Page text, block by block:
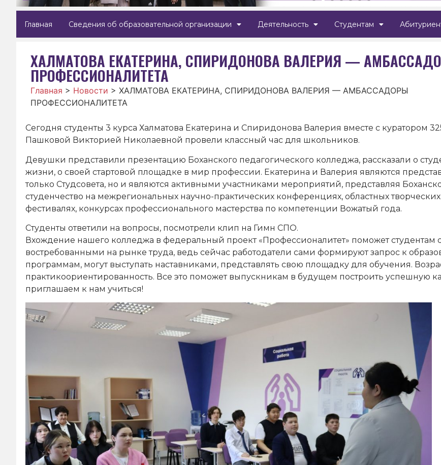
Главная Сведения об образовательной организации Деятельность Студентам
ХАЛМАТОВА ЕКАТЕРИНА, СПИРИДОНОВА ВАЛЕРИЯ —
ПРОФЕССИОНАЛИТЕТА
Главная > Новости > ХАЛМАТОВА ЕКАТЕРИНА, СПИРИДОНОВА ВАЛЕРИЯ — АМБАССАДОРЫ
ПРОФЕССИОНАЛИТЕТА
Сегодня студенты 3 курса Халматова Екатерина и Спиридонова Валерия вместе с куратором
Пашковой Викторией Николаевной провели классный час для школьников.
Девушки представили презентацию Боханского педагогического колледжа, рассказали о
жизни, о своей стартовой площадке в мир профессии. Екатерина и Валерия являются
только Студсовета, но и являются активными участниками мероприятий, представляя
студенчество на межрегиональных научно-практических конференциях, областных
фестивалях, конкурсах профессионального мастерства по компетенции Вожатый года.
Студенты ответили на вопросы, посмотрели клип на Гимн СПО.
Вхождение нашего колледжа в федеральный проект «Профессионалитет» поможет студентам
востребованными на рынке труда, ведь сейчас работодатели сами формируют запрос к
программам, могут выступать наставниками, представлять свою площадку для обучения.
практикоориентированность. Все это поможет выпускникам в будущем построить успешную
приглашаем к нам учиться!